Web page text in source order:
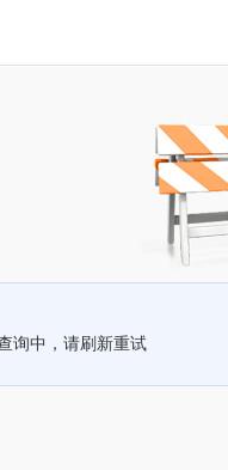
询中，请刷新重试